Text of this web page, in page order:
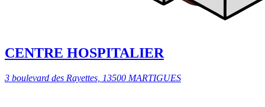
CENTRE HOSPITALIER
3 boulevard des Rayettes, 13500 MARTIGUES